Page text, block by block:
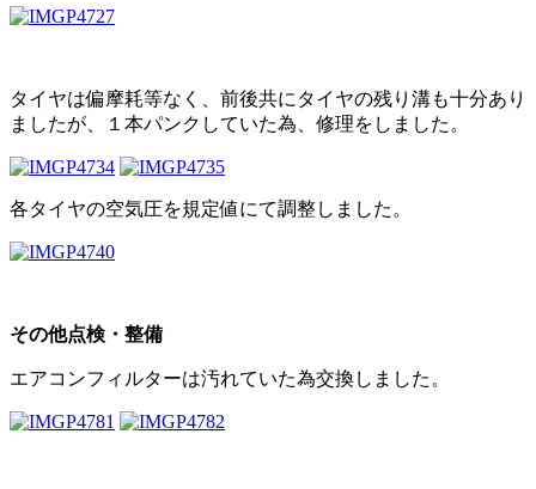
タイヤは偏摩耗等なく、前後共にタイヤの残り溝も十分あり
ましたが、１本パンクしていた為、修理をしました。
各タイヤの空気圧を規定値にて調整しました。
その他点検・整備
エアコンフィルターは汚れていた為交換しました。